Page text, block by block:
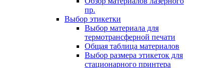
пр.
Выбор этикетки
Выбор материала для
термотрансферной печати
Общая таблица материалов
Выбор размера этикеток для
стационарного принтера